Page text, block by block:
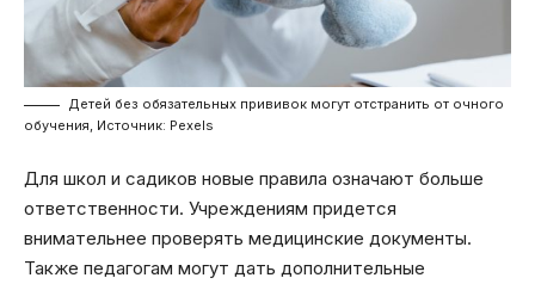
Детей без обязательных прививок могут отстранить от очного
обучения, Источник: Pexels
Для школ и садиков новые правила означают больше
ответственности. Учреждениям придется
внимательнее проверять медицинские документы.
Также педагогам могут дать дополнительные